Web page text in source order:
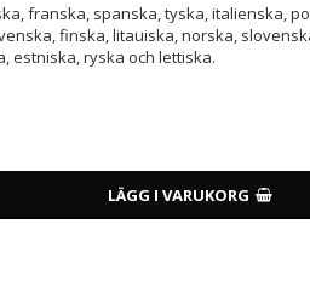
franska, spanska, tyska, italienska,
finska, litauiska, norska,
estniska, ryska och lettiska.
LÄGG I VARUKORG